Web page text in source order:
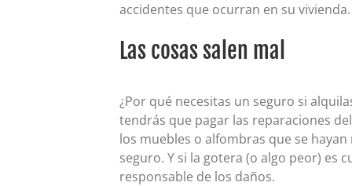
accidentes que ocurran en su vivienda.
Las cosas salen mal
¿Por qué necesitas un seguro si
tendrás que pagar las reparaciones
los muebles o alfombras que se
seguro. Y si la gotera (o algo peor) es
responsable de los daños.